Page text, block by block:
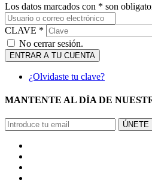
CLAVE *
No cerrar sesión.
ENTRAR A TU CUENTA
¿Olvidaste tu clave?
MANTENTE AL DÍA DE